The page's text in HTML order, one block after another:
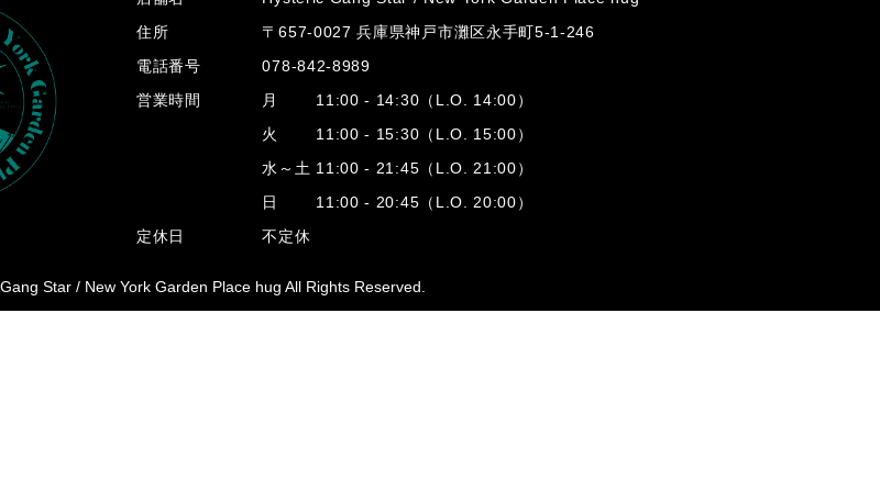
住所
〒657-0027 兵庫県神戸市灘区永手町5-1-246
電話番号
078-842-8989
営業時間
月 11:00 - 14:30（L.O. 14:00）
火 11:00 - 15:30（L.O. 15:00）
水～土 11:00 - 21:45（L.O. 21:00）
日 11:00 - 20:45（L.O. 20:00）
定休日
不定休
Star / New York Garden Place hug All Rights Reserved.